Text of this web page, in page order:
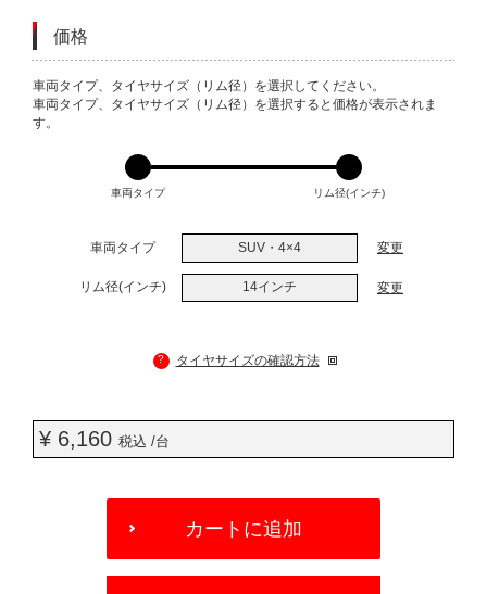
価格
VARIATIONS
車両タイプ、タイヤサイズ（リム径）を選択してください。
車両タイプ、タイヤサイズ（リム径）を選択すると価格が表示されま
す。
車両タイプ リム径(インチ)
車両タイプ SUV・4×4 変更
リム径(インチ) 14インチ 変更
? タイヤサイズの確認方法
¥ 6,160 税込 /台
OPTIONS
カートに追加